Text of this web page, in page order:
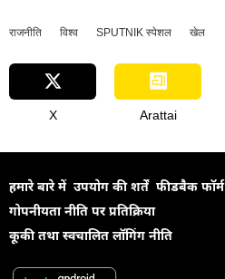
राजनीति विश्व SPUTNIK स्पेशल खेल
X Arattai
हमारे बारे में उपयोग की शर्तें फीडबैक फॉर्म
गोपनीयता नीति पर प्रतिक्रिया
कूकी तथा स्वचालित लॉगिंग नीति